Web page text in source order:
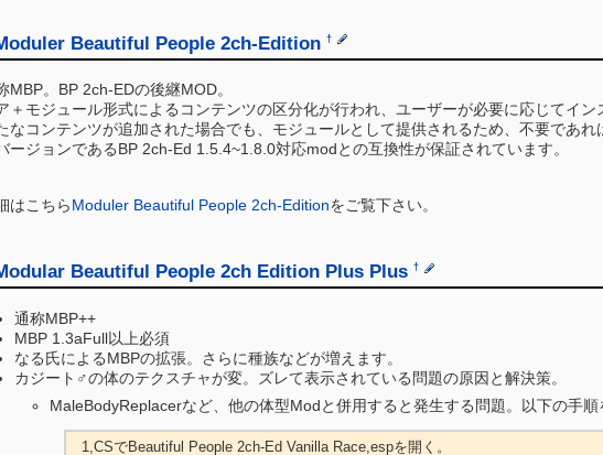
Beautiful People 2ch-Edition †
MBP。BP 2ch-EDの後継MOD。
＋モジュール形式によるコンテンツの区分化が行われ、ユーザーが必要に応じてイ
なコンテンツが追加された場合でも、モジュールとして提供されるため、不要であ
ージョンであるBP 2ch-Ed 1.5.4~1.8.0対応modとの互換性が保証されています。
はこちらModuler Beautiful People 2ch-Editionをご覧下さい。
Beautiful People 2ch Edition Plus Plus †
通称MBP++
MBP 1.3aFull以上必須
なる氏によるMBPの拡張。さらに種族などが増えます。
カジート♂の体のテクスチャが変。ズレて表示されている問題の原因と解決策。
MaleBodyReplacerなど、他の体型Modと併用すると発生する問題。以下の手